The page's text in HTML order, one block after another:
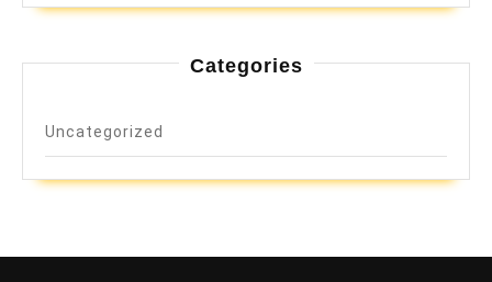
Categories
Uncategorized